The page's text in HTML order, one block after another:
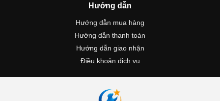
Hướng dẫn
Hướng dẫn mua hàng
Hướng dẫn thanh toán
Hướng dẫn giao nhận
Điều khoản dịch vụ